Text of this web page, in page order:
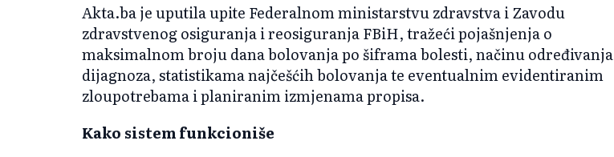
Akta.ba je uputila upite Federalnom ministarstvu zdravstva i Zavodu
zdravstvenog osiguranja i reosiguranja FBiH, tražeći pojašnjenja o
maksimalnom broju dana bolovanja po šiframa bolesti, načinu određivanja
dijagnoza, statistikama najčešćih bolovanja te eventualnim evidentiranim
zloupotrebama i planiranim izmjenama propisa.
Kako sistem funkcioniše